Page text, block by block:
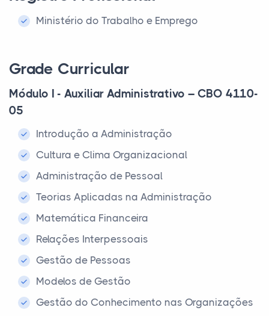
Ministério do Trabalho e Emprego
Grade Curricular
Módulo I - Auxiliar Administrativo – CBO 4110-
05
Introdução a Administração
Cultura e Clima Organizacional
Administração de Pessoal
Teorias Aplicadas na Administração
Matemática Financeira
Relações Interpessoais
Gestão de Pessoas
Modelos de Gestão
Gestão do Conhecimento nas Organizações